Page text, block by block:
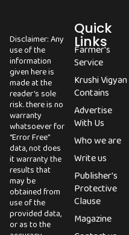
Disclaimer: Any
use of the
information
given here is
made at the
reader’s sole
risk. there is no
warranty
whatsoever for
“Error Free”
data, not does
it warranty the
results that
may be
obtained from
use of the
provided data,
or as to the
Quick
Links
Farmer's
Service
Krushi Vigyan
Contains
Advertise
With Us
Who we are
Write us
Publisher's
Protective
Clause
Magazine